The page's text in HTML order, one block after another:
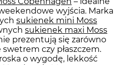
wyjścia. Marka
sukienek mini Moss
sukienek maxi Moss
prezentują się zarówno
czy płaszczem.
o wygodę, lekkość